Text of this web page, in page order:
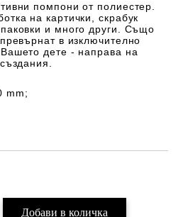
помпони от полиестер.
на картички, скрабук
и много други. Също
в изключително
дете - направа на
mm;